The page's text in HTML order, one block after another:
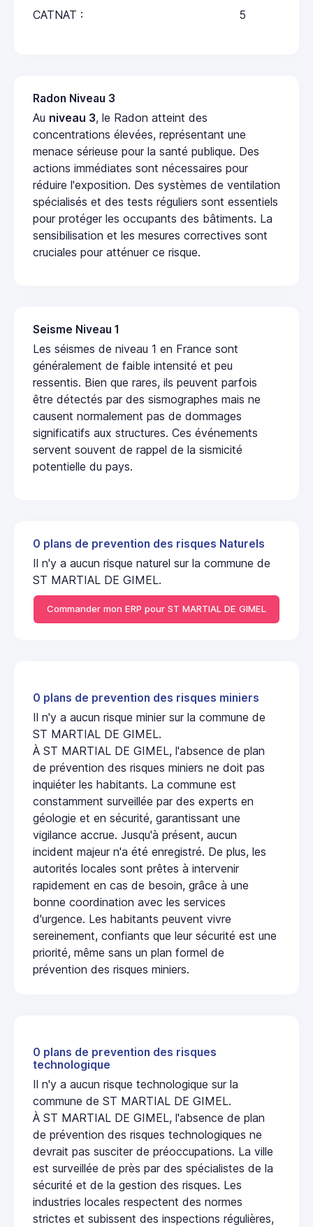
CATNAT : 5
Radon Niveau 3
Au niveau 3, le Radon atteint des
concentrations élevées, représentant une
menace sérieuse pour la santé publique. Des
actions immédiates sont nécessaires pour
réduire l'exposition. Des systèmes de ventilation
spécialisés et des tests réguliers sont essentiels
pour protéger les occupants des bâtiments. La
sensibilisation et les mesures correctives sont
cruciales pour atténuer ce risque.
Seisme Niveau 1
Les séismes de niveau 1 en France sont
généralement de faible intensité et peu
ressentis. Bien que rares, ils peuvent parfois
être détectés par des sismographes mais ne
causent normalement pas de dommages
significatifs aux structures. Ces événements
servent souvent de rappel de la sismicité
potentielle du pays.
0 plans de prevention des risques Naturels
Il n'y a aucun risque naturel sur la commune de
ST MARTIAL DE GIMEL.
Commander mon ERP pour ST MARTIAL DE GIMEL
0 plans de prevention des risques miniers
Il n'y a aucun risque minier sur la commune de
ST MARTIAL DE GIMEL.
À ST MARTIAL DE GIMEL, l'absence de plan
de prévention des risques miniers ne doit pas
inquiéter les habitants. La commune est
constamment surveillée par des experts en
géologie et en sécurité, garantissant une
vigilance accrue. Jusqu'à présent, aucun
incident majeur n'a été enregistré. De plus, les
autorités locales sont prêtes à intervenir
rapidement en cas de besoin, grâce à une
bonne coordination avec les services
d'urgence. Les habitants peuvent vivre
sereinement, confiants que leur sécurité est une
priorité, même sans un plan formel de
prévention des risques miniers.
0 plans de prevention des risques
technologique
Il n'y a aucun risque technologique sur la
commune de ST MARTIAL DE GIMEL.
À ST MARTIAL DE GIMEL, l'absence de plan
de prévention des risques technologiques ne
devrait pas susciter de préoccupations. La ville
est surveillée de près par des spécialistes de la
sécurité et de la gestion des risques. Les
industries locales respectent des normes
strictes et subissent des inspections régulières,